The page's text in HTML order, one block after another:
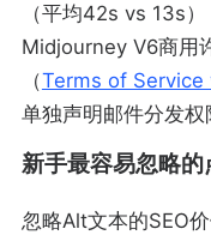
（平均42s vs 13s
Midjourney V6商用
（Terms of Service
单独声明邮件分发权
新手最容易忽略的
忽略Alt文本的SEO